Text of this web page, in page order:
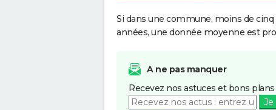
Si dans une commune, moins de
années, une donnée moyenne est
A ne pas manquer
Recevez nos astuces et bons
Je